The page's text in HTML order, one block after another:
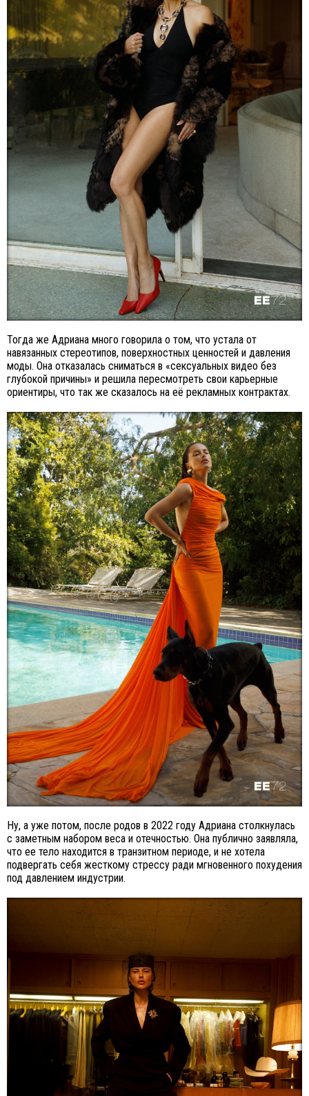
Тогда же Адриана много говорила о том, что устала от
навязанных стереотипов, поверхностных ценностей и давления
моды. Она отказалась сниматься в «сексуальных видео без
глубокой причины» и решила пересмотреть свои карьерные
ориентиры, что так же сказалось на её рекламных контрактах.
Ну, а уже потом, после родов в 2022 году Адриана столкнулась
с заметным набором веса и отечностью. Она публично заявляла,
что ее тело находится в транзитном периоде, и не хотела
подвергать себя жесткому стрессу ради мгновенного похудения
под давлением индустрии.